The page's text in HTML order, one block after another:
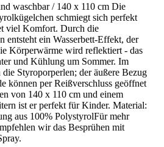
waschbar / 140 x 110 cm Die
schmiegt sich perfekt
viel Komfort. Durch die
entsteht ein Wasserbett-Effekt, der
Körperwärme wird reflektiert - das
und Kühlung um Sommer. Im
Styroporperlen; der äußere Bezug
können per Reißverschluss geöffnet
von 140 x 110 cm und einem
ist er perfekt für Kinder. Material:
aus 100% PolystyrolFür mehr
wir das Besprühen mit